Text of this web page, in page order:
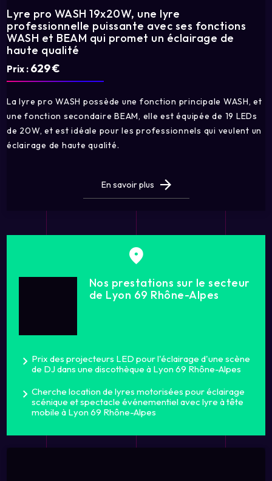
Lyre pro WASH 19x20W, une lyre
professionnelle puissante avec ses fonctions
WASH et BEAM qui promet un éclairage de
haute qualité
Prix : 629 €
La lyre pro WASH possède une fonction principale WASH, et
une fonction secondaire BEAM, elle est équipée de 19 LEDs
de 20W, et est idéale pour les professionnels qui veulent un
éclairage de haute qualité.
En savoir plus
Nos prestations sur le secteur
de Lyon 69 Rhône-Alpes
Prix des projecteurs LED pour l'éclairage d'une scène
de DJ dans une discothèque à Lyon 69 Rhône-Alpes
Cherche location de lyres motorisées pour éclairage
scénique et spectacle événementiel avec lyre à tête
mobile à Lyon 69 Rhône-Alpes